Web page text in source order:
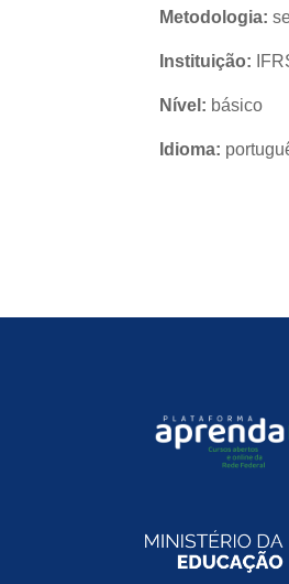
Metodologia:
Instituição:
Nível: básico
Idioma: